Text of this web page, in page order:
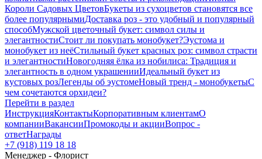
Короли Садовых ЦветовБукеты из сухоцветов становятся все
более популярнымиДоставка роз - это удобный и популярный
способМужской цветочный букет: символ силы и
элегантностиСтоит ли покупать монобукет?Эустома и
монобукет из неёСтильный букет красных роз: символ страсти
и элегантностиНовогодняя ёлка из нобилиса: Традиция и
элегантность в одном украшенииИдеальный букет из
кустовых розЛегенды об эустомеНовый тренд - монобукетыС
чем сочетаются орхидеи?
Перейти в раздел
ИнструкцияКонтактыКорпоративным клиентамО
компанииВакансииПромокоды и акцииВопрос -
ответНаграды
+7 (918) 119 18 18
Менеджер - Флорист